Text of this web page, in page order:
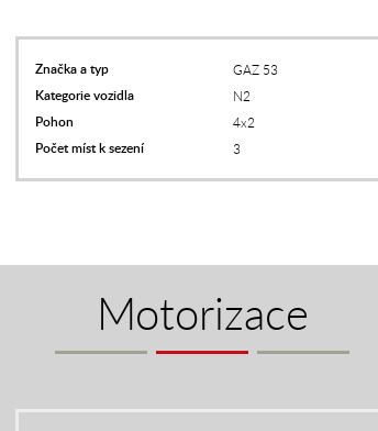
Značka a typ GAZ 53
Kategorie vozidla N2
Pohon 4x2
Počet míst k sezení 3
Motorizace